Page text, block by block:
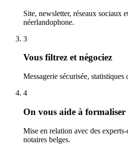
Site, newsletter, réseaux sociaux
néerlandophone.
3
Vous filtrez et négociez
Messagerie sécurisée,
4
On vous aide à formaliser
Mise en relation avec des
notaires belges.